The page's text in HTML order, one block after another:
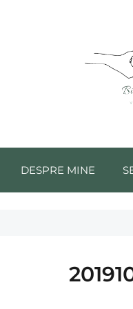
DESPRE MINE